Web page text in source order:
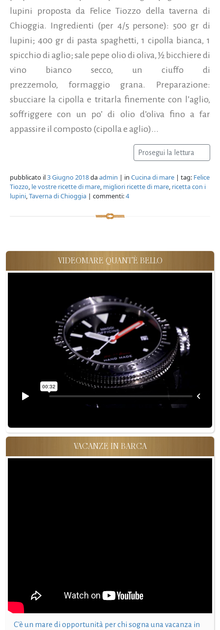
lupini proposta da Felice Tiozzo della taverna di
Chioggia. Ingredienti (per 4/5 persone): 500 gr di
lupini; 400 gr di pasta spaghetti, 1 cipolla bianca, 1
spicchio di aglio; sale pepe olio di oliva, ½ bicchiere di
vino bianco secco, un ciuffo di
prezzemolo, formaggio grana. Preparazione:
sbucciare la cipolla e tritarla finemente con l’aglio,
soffriggere con un po’ di olio d’oliva fino a far
appassire il composto (cipolla e aglio)...
Prosegui la lettura
pubblicato il3 Giugno 2018daadmin | in Cucina di mare | tag: Felice
Tiozzo, le vostre ricette di mare, migliori ricette di mare, ricetta con i
lupini,Taverna di Chioggia | commenti:4
VIDEOMARE QUANT'È BELLO
VACANZE IN BARCA
C'è un mare di opportunità per chi sogna una vacanza in